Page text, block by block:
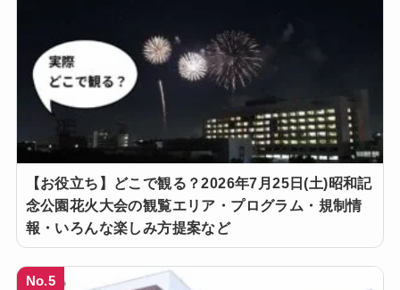
【お役立ち】どこで観る？2026年7月25日(土)昭和記
念公園花火大会の観覧エリア・プログラム・規制情
報・いろんな楽しみ方提案など
No.5